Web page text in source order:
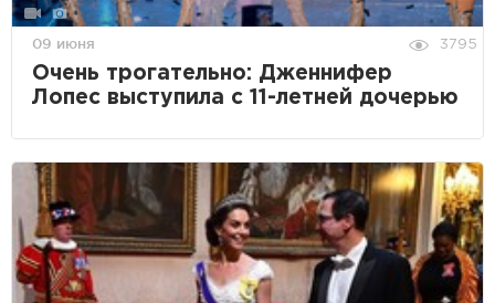
09 июня 3795
Очень трогательно: Дженнифер
Лопес выступила с 11-летней дочерью